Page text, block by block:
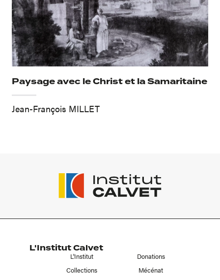
Paysage avec le Christ et la Samaritaine
Jean-François MILLET
L'Institut Calvet
L'Institut
Collections
Donations
Mécénat